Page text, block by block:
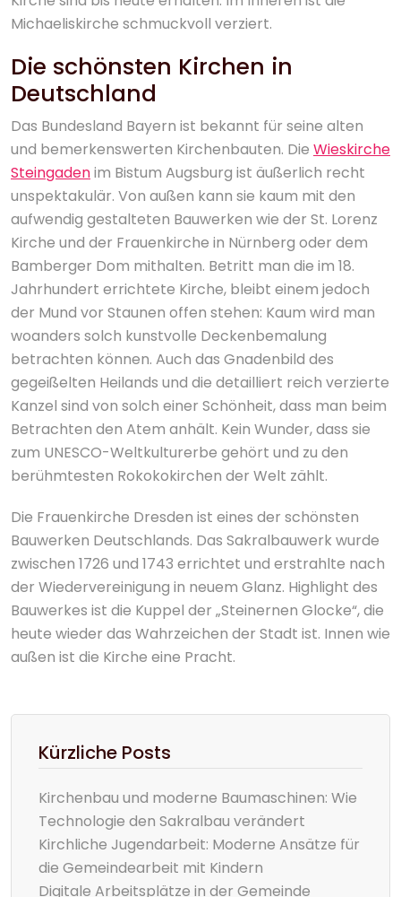
Michaeliskirche schmuckvoll verziert.
Die schönsten Kirchen in
Deutschland
Das Bundesland Bayern ist bekannt für seine alten
und bemerkenswerten Kirchenbauten. Die Wieskirche
Steingadenim Bistum Augsburg ist äußerlich recht
unspektakulär. Von außen kann sie kaum mit den
aufwendig gestalteten Bauwerken wie der St. Lorenz
Kirche und der Frauenkirche in Nürnberg oder dem
Bamberger Dom mithalten. Betritt man die im 18.
Jahrhundert errichtete Kirche, bleibt einem jedoch
der Mund vor Staunen offen stehen: Kaum wird man
woanders solch kunstvolle Deckenbemalung
betrachten können. Auch das Gnadenbild des
gegeißelten Heilands und die detailliert reich verzierte
Kanzel sind von solch einer Schönheit, dass man beim
Betrachten den Atem anhält. Kein Wunder, dass sie
zum UNESCO-Weltkulturerbe gehört und zu den
berühmtesten Rokokokirchen der Welt zählt.
Die Frauenkirche Dresden ist eines der schönsten
Bauwerken Deutschlands. Das Sakralbauwerk wurde
zwischen 1726 und 1743 errichtet und erstrahlte nach
der Wiedervereinigung in neuem Glanz. Highlight des
Bauwerkes ist die Kuppel der „Steinernen Glocke“, die
heute wieder das Wahrzeichen der Stadt ist. Innen wie
außen ist die Kirche eine Pracht.
Kürzliche Posts
Kirchenbau und moderne Baumaschinen: Wie
Technologie den Sakralbau verändert
Kirchliche Jugendarbeit: Moderne Ansätze für
die Gemeindearbeit mit Kindern
Digitale Arbeitsplätze in der Gemeinde